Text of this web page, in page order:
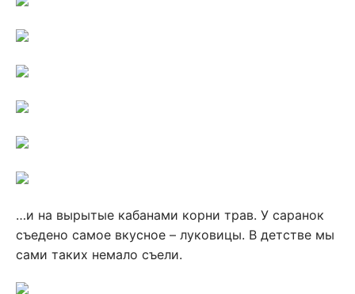
…и на вырытые кабанами корни трав. У саранок
съедено самое вкусное – луковицы. В детстве мы
сами таких немало съели.